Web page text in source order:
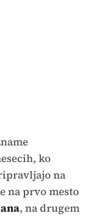
ko
na
na prvo mesto
, na drugem